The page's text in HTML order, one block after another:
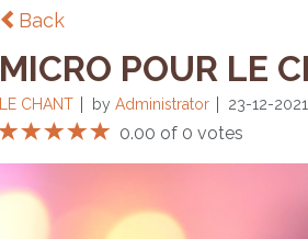
Back
MICRO POUR LE
LE CHANT by Administrator 23-12-2021
0.00 of 0 votes